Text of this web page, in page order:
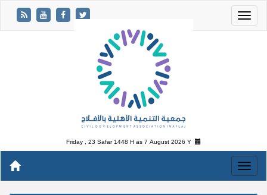
Friday , 23 Safar 1448 H as7 August 2026 Y